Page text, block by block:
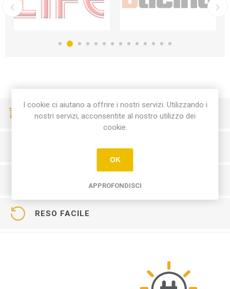
CONSEGNE VELOCI
PAGAMENTI SICURI
RESO FACILE
I cookie ci aiutano a offrire i nostri servizi. Utilizzando i
nostri servizi, acconsentite al nostro utilizzo dei
cookie.
OK
APPROFONDISCI